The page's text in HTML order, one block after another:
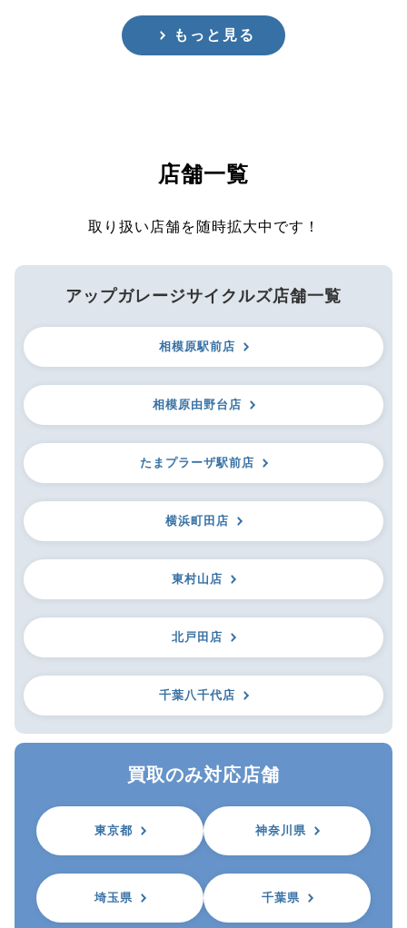
もっと見る
店舗一覧
取り扱い店舗を随時拡大中です！
アップガレージサイクルズ店舗一覧
相模原駅前店
相模原由野台店
たまプラーザ駅前店
横浜町田店
東村山店
北戸田店
千葉八千代店
買取のみ対応店舗
東京都 神奈川県
埼玉県 千葉県